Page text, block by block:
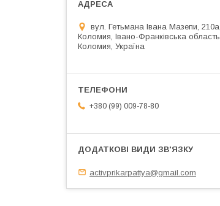
вул. Гетьмана Івана Мазепи, 210а,
Коломия, Івано-Франківська область,
Коломия, Україна
+380 (99) 009-78-80
activprikarpattya@gmail.com